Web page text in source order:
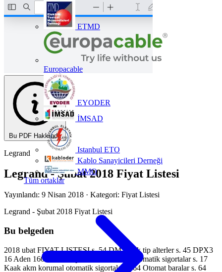
ETMD
Europacable
EYODER
İMSAD
Istanbul ETO
Kablo Sanayicileri Derneği
MMO
Tüm ortaklar
Bu PDF Hakkında
Legrand
Legrand - Şubat 2018 Fiyat Listesi
Yayınlandı: 9 Nisan 2018 · Kategori: Fiyat Listesi
Legrand - Şubat 2018 Fiyat Listesi
Bu belgeden
2018 ubat FIYAT LISTESI s. 54 DMX3 ak tip alterler s. 45 DPX3
16 Aden 1600 Ae kompakt alterler s. 16 Otomatik sigortalar s. 17
Kaak akm korumal otomatik sigortalar s. 64 Otomat baralar s. 64